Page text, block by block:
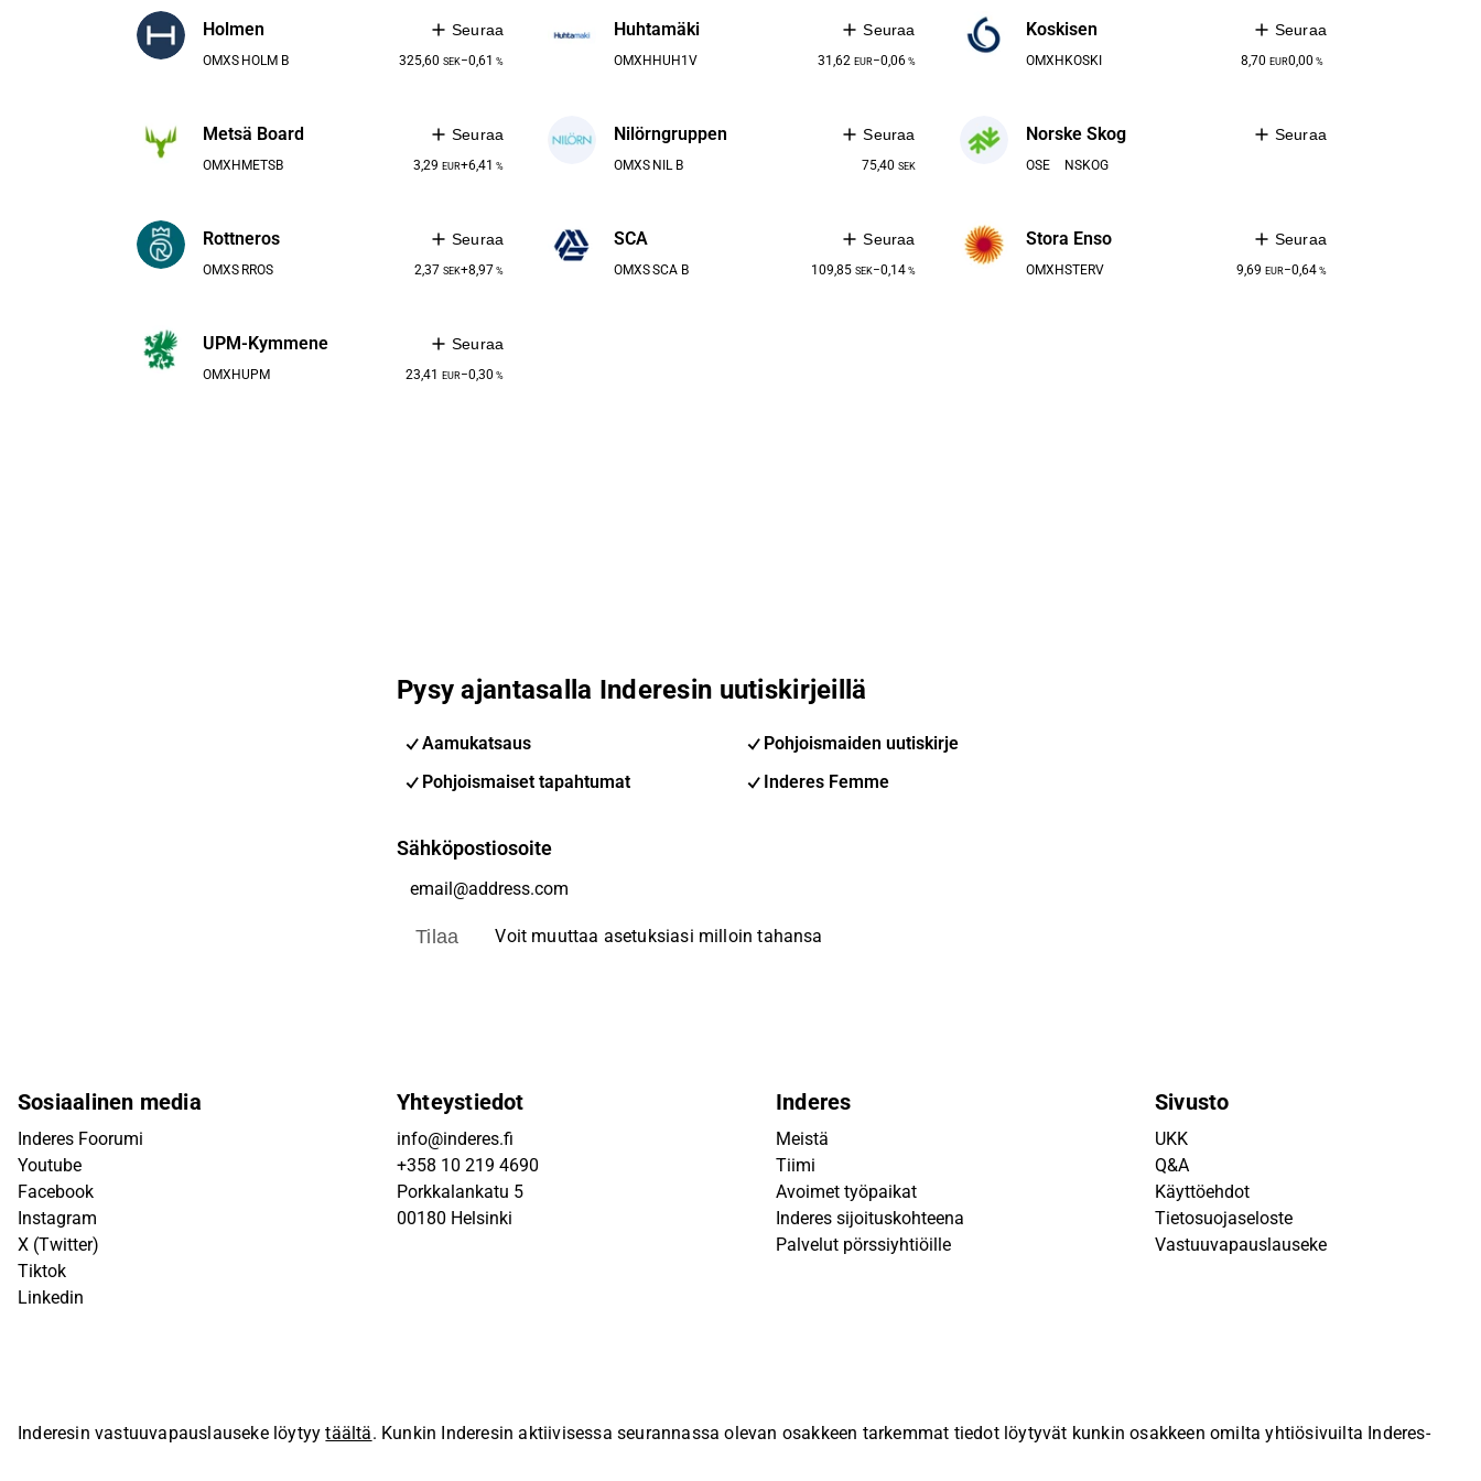
Holmen Seuraa
OMXS HOLM B 325,60 SEK−0,61 %
Huhtamäki Seuraa
OMXHHUH1V 31,62 EUR −0,06 %
Koskisen Seuraa
OMXHKOSKI 8,70 EUR0,00 %
Metsä Board Seuraa
OMXHMETSB 3,29 EUR+6,41 %
Nilörngruppen Seuraa
OMXS NIL B 75,40 SEK
Norske Skog Seuraa
OSE NSKOG
Rottneros Seuraa
OMXS RROS 2,37 SEK+8,97 %
SCA Seuraa
OMXSSCA B 109,85 SEK−0,14 %
Stora Enso Seuraa
OMXHSTERV 9,69 EUR −0,64 %
UPM-Kymmene Seuraa
OMXHUPM 23,41 EUR −0,30 %
Pysy ajantasalla Inderesin uutiskirjeillä
Aamukatsaus
Pohjoismaiden uutiskirje
Pohjoismaiset tapahtumat
Inderes Femme
Sähköpostiosoite
Tilaa Voit muuttaa asetuksiasi milloin tahansa
Sosiaalinen media
Inderes Foorumi
Youtube
Facebook
Instagram
X (Twitter)
Tiktok
Linkedin
Yhteystiedot
info@inderes.fi
+358 10 219 4690
Porkkalankatu 5
00180 Helsinki
Inderes
Meistä
Tiimi
Avoimet työpaikat
Inderes sijoituskohteena
Palvelut pörssiyhtiöille
Sivusto
UKK
Q&A
Käyttöehdot
Tietosuojaseloste
Vastuuvapauslauseke
Inderesin vastuuvapauslauseke löytyytäältä. Kunkin Inderesin aktiivisessa seurannassa olevan osakkeen tarkemmat tiedot löytyvät kunkin osakkeen omilta yhtiösivuilta Inderes-